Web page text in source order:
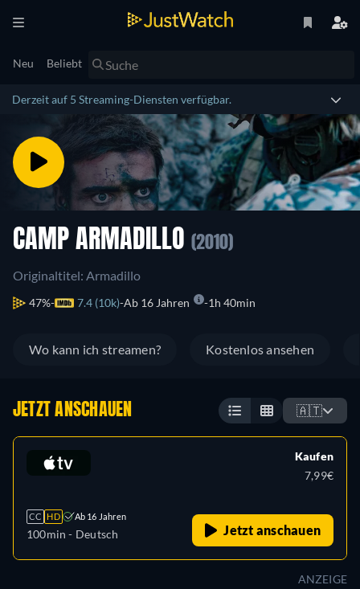
Neu Beliebt
Derzeit auf 5 Streaming-Diensten verfügbar.
CAMP ARMADILLO (2010)
Originaltitel: Armadillo
47% 7.4 (10k) Ab 16 Jahren 1h 40min
Wo kann ich streamen? Kostenlos ansehen
JETZT ANSCHAUEN 🇦🇹
CC HD Ab 16 Jahren
100min - Deutsch
Kaufen
7,99€
Jetzt anschauen
ANZEIGE